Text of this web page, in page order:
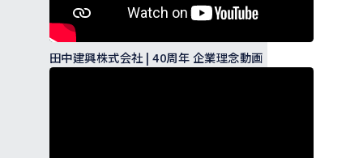
田中建興株式会社 | 40周年 企業理念動画